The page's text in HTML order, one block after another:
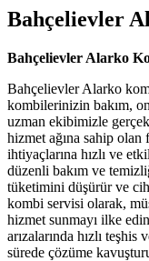
Bahçelievler
Bahçelievler Alarko
Bahçelievler Alarko
kombilerinizin bakım,
uzman ekibimizle
hizmet ağına sahip olan
ihtiyaçlarına hızlı ve
düzenli bakım ve
tüketimini düşürür ve
kombi servisi olarak,
hizmet sunmayı ilke
arızalarında hızlı
sürede çözüme